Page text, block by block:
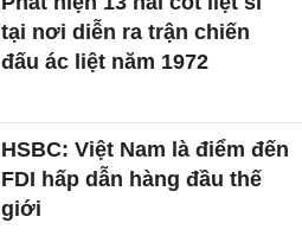
tại nơi diễn ra trận chiến
đấu ác liệt năm 1972
HSBC: Việt Nam là điểm đến
FDI hấp dẫn hàng đầu thế
giới